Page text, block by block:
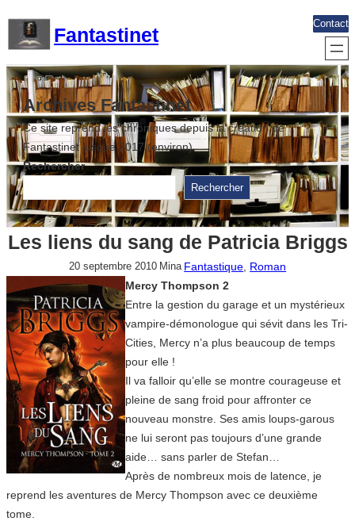
contenu
Fantastinet
Contact
Archives Fantastinet
Ce site reprend les chroniques depuis la création de
Fantastinet jusque 2017 (environ)
Rechercher
Rechercher
Les liens du sang de Patricia Briggs
20 septembre 2010 Mina Fantastique Roman
Mercy Thompson 2
Entre la gestion du garage et un mystérieux
vampire-démonologue qui sévit dans les Tri-
Cities, Mercy n’a plus beaucoup de temps
pour elle !
Il va falloir qu’elle se montre courageuse et
pleine de sang froid pour affronter ce
nouveau monstre. Ses amis loups-garous
ne lui seront pas toujours d’une grande
aide… sans parler de Stefan…
Après de nombreux mois de latence, je
reprend les aventures de Mercy Thompson avec ce deuxième
tome.